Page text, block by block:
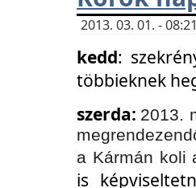
2013. 03. 01. -
kedd:
többieknek
szerda: 2013.
a Kármán koli
is